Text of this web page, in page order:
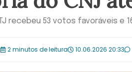
recebeu 53 votos favoráveis e
2 minutos de leitura 10.06.2026 20:33